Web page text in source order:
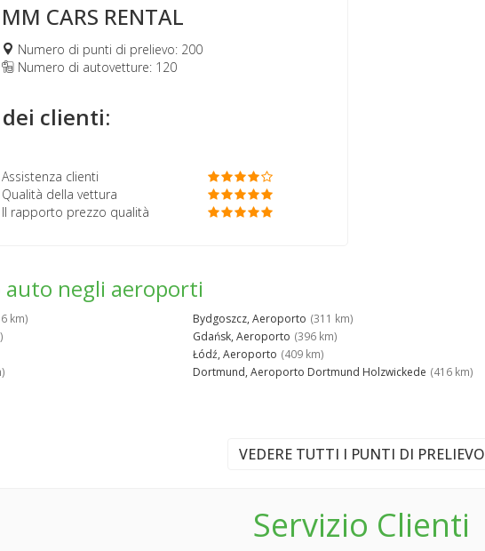
MM CARS RENTAL
Numero di punti di prelievo: 200
Numero di autovetture: 120
clienti:
Assistenza clienti
Qualità della vettura
Il rapporto prezzo qualità
negli aeroporti
km) Bydgoszcz, Aeroporto (311 km)
Gdańsk, Aeroporto (396 km)
Łódź, Aeroporto (409 km)
Dortmund, Aeroporto Dortmund Holzwickede (416 km)
VEDERE TUTTI I PUNTI DI PRELIEVO
Servizio Clienti